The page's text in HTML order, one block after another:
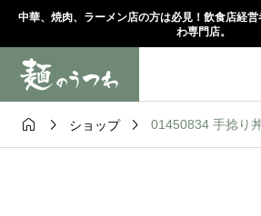
中華、焼肉、ラーメン店の方は必見！飲食店経
わ専門店。
  ショップ  01450834 手捻り